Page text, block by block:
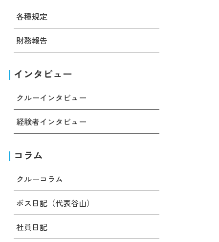
各種規定
財務報告
インタビュー
クルーインタビュー
経験者インタビュー
コラム
クルーコラム
ボス日記（代表谷山）
社員日記